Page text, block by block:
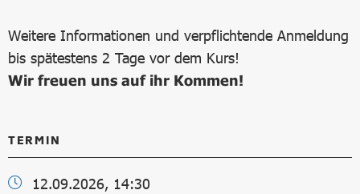
Weitere Informationen und verpflichtende Anmeldung
bis spätestens 2 Tage vor dem Kurs!
Wir freuen uns auf ihr Kommen!
TERMIN
12.09.2026, 14:30